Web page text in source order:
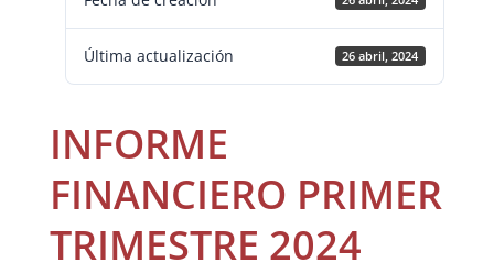
Última actualización 26 abril, 2024
INFORME
FINANCIERO PRIMER
TRIMESTRE 2024